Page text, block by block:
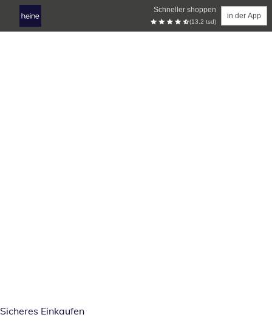
Schneller shoppen
(13.2 tsd)
in der App
Sicheres Einkaufen